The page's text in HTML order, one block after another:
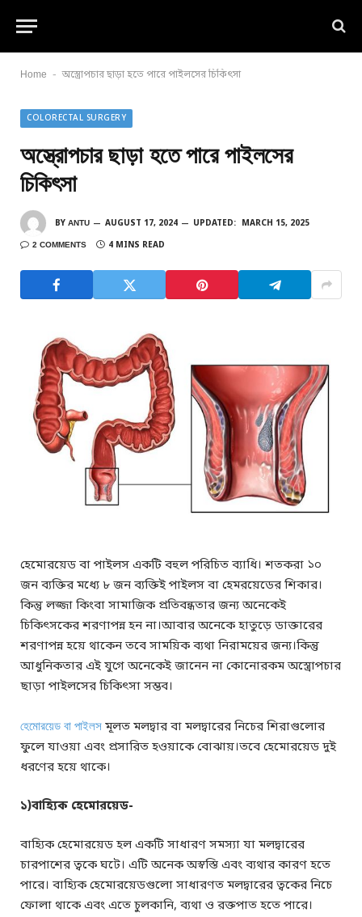
Home - অস্ত্রোপচার ছাড়া হতে পারে পাইলসের চিকিৎসা
COLORECTAL SURGERY
অস্ত্রোপচার ছাড়া হতে পারে পাইলসের
চিকিৎসা
BY ANTU AUGUST 17, 2024 UPDATED: MARCH 15, 2025
2 COMMENTS 4 MINS READ
হেমোরয়েড বা পাইলস একটি বহুল পরিচিত ব্যাধি। শতকরা ১০
জন ব্যক্তির মধ্যে ৮ জন ব্যক্তিই পাইলস বা হেমরয়েডের শিকার।
কিন্তু লজ্জা কিংবা সামাজিক প্রতিবন্ধতার জন্য অনেকেই
চিকিৎসকের শরণাপন্ন হন না।আবার অনেকে হাতুড়ে ডাক্তারের
শরণাপন্ন হয়ে থাকেন তবে সাময়িক ব্যথা নিরাময়ের জন্য।কিন্তু
আধুনিকতার এই যুগে অনেকেই জানেন না কোনোরকম অস্ত্রোপচার
ছাড়া পাইলসের চিকিৎসা সম্ভব।
হেমোরয়েড বা পাইলস মূলত মলদ্বার বা মলদ্বারের নিচের শিরাগুলোর
ফুলে যাওয়া এবং প্রসারিত হওয়াকে বোঝায়।তবে হেমোরয়েড দুই
ধরণের হয়ে থাকে।
১)বাহ্যিক হেমোরয়েড-
বাহ্যিক হেমোরয়েড হল একটি সাধারণ সমস্যা যা মলদ্বারের
চারপাশের ত্বকে ঘটে। এটি অনেক অস্বস্তি এবং ব্যথার কারণ হতে
পারে। বাহ্যিক হেমোরয়েডগুলো সাধারণত মলদ্বারের ত্বকের নিচে
ফোলা থাকে এবং এতে চুলকানি, ব্যথা ও রক্তপাত হতে পারে।